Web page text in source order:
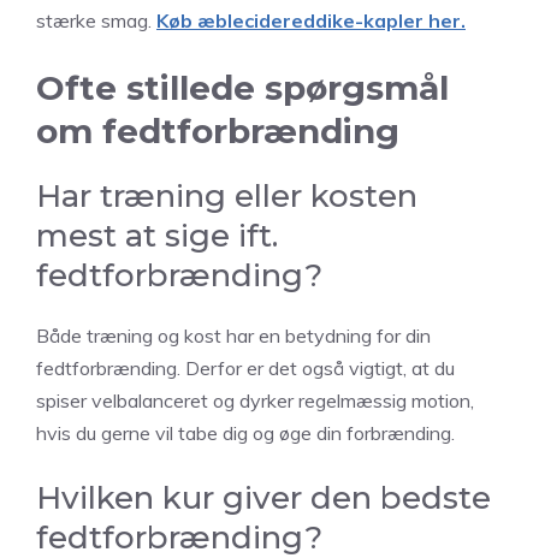
stærke smag. Køb æblecidereddike-kapler her.
Ofte stillede spørgsmål
om fedtforbrænding
Har træning eller kosten
mest at sige ift.
fedtforbrænding?
Både træning og kost har en betydning for din
fedtforbrænding. Derfor er det også vigtigt, at du
spiser velbalanceret og dyrker regelmæssig motion,
hvis du gerne vil tabe dig og øge din forbrænding.
Hvilken kur giver den bedste
fedtforbrænding?